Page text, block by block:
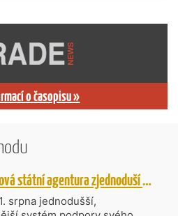
o časopisu »
Vzniká CzechBusiness. Nová státní agentura zjednoduší podporu českých firem
srpna jednodušší,